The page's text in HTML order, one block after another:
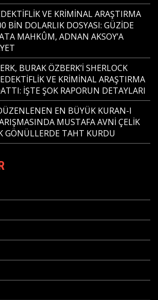
VE KRİMİNAL ARAŞTIRMA
BİN DOLARLIK DOSYASI: GÜZİDE
MAHKÛM, ADNAN AKSOY’A
BURAK ÖZBERK’İ SHERLOCK
VE KRİMİNAL ARAŞTIRMA
İŞTE ŞOK RAPORUN DETAYLARI
EN BÜYÜK KURAN-I
MUSTAFA AVNİ ÇELİK
GÖNÜLLERDE TAHT KURDU